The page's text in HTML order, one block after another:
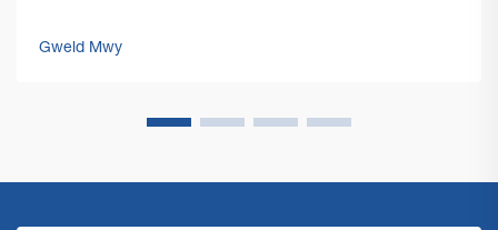
yn dod i'r afael canol. Peiriannau cleania llawr masnachol
Gweld Mwy